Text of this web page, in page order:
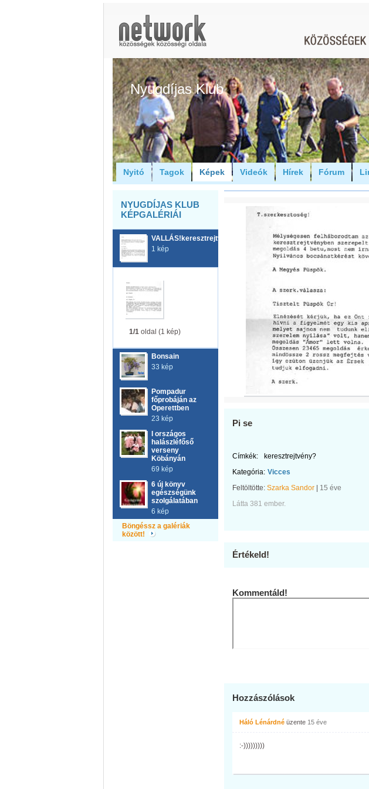
Nyugdíjas Klub
Nyitó Tagok Képek Videók Hírek Fórum
NYUGDÍJAS KLUB
KÉPGALÉRIÁI
VALLÁS!keresztrejtvény!?
1 kép
1/1 oldal (1 kép)
Bonsain
33 kép
Pompadur
főprobáján az
Operettben
23 kép
I országos
halászléfőső
verseny
Köbányán
69 kép
6 új könyv
egészségünk
szolgálatában
6 kép
Böngéssz a galériák
között!
Pi se
Címkék:
keresztrejtvény?
Kategória: Vicces
Feltöltötte: Szarka Sandor
15 éve
Látta 381 ember.
Értékeld!
Kommentáld!
Hozzászólások
Háló Lénárdné üzente 15 éve
:-)))))))))